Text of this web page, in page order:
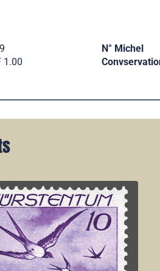
N° Michel
1.00